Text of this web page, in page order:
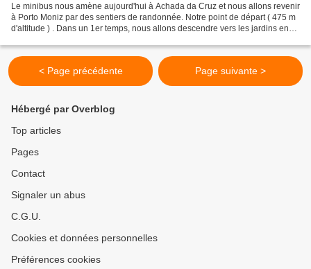
Le minibus nous amène aujourd'hui à Achada da Cruz et nous allons revenir
à Porto Moniz par des sentiers de randonnée. Notre point de départ ( 475 m
d'altitude ) . Dans un 1er temps, nous allons descendre vers les jardins en
< Page précédente Page suivante >
Hébergé par Overblog
Top articles
Pages
Contact
Signaler un abus
C.G.U.
Cookies et données personnelles
Préférences cookies